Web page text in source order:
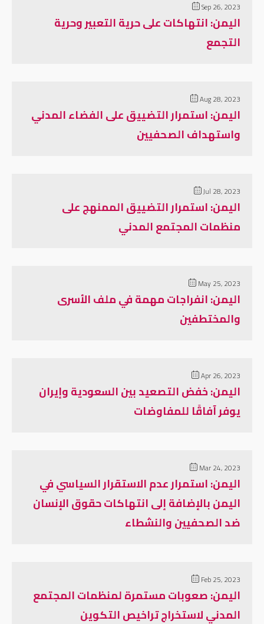
Sep 26, 2023
اليمن: انتهاكات على حرية التعبير وحرية
التجمع
Aug 28, 2023
اليمن: استمرار التضييق على الفضاء المدني
واستهداف الصحفيين
Jul 28, 2023
اليمن: استمرار التضييق الممنهج على
منظمات المجتمع المدني
May 25, 2023
اليمن: انفراجات مهمة في ملف الأسرى
والمختطفين
Apr 26, 2023
اليمن: خفض التصعيد بين السعودية وإيران
يوفر آفاقًا للمفاوضات
Mar 24, 2023
اليمن: استمرار عدم الاستقرار السياسي في
اليمن بالإضافة إلى انتهاكات حقوق الإنسان
ضد الصحفيين والنشطاء
Feb 25, 2023
اليمن: صعوبات مستمرة لمنظمات المجتمع
المدني لاستخراج تراخيص التكوين